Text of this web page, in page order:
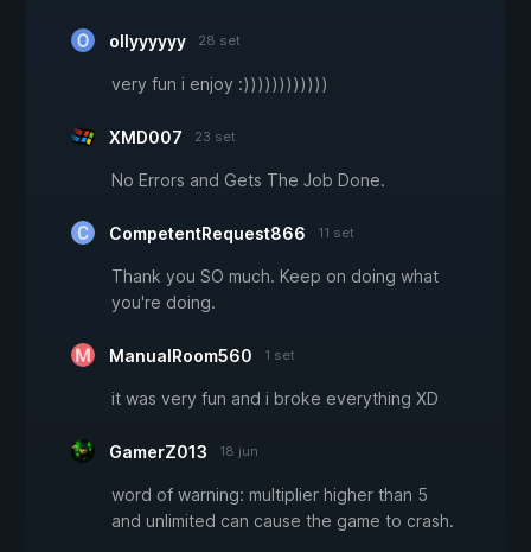
ollyyyyyy 28 set
very fun i enjoy :))))))))))))
XMD007 23 set
No Errors and Gets The Job Done.
CompetentRequest866 11 set
Thank you SO much. Keep on doing what
you're doing.
ManualRoom560 1 set
it was very fun and i broke everything XD
GamerZ013 18 jun
word of warning: multiplier higher than 5
and unlimited can cause the game to crash.